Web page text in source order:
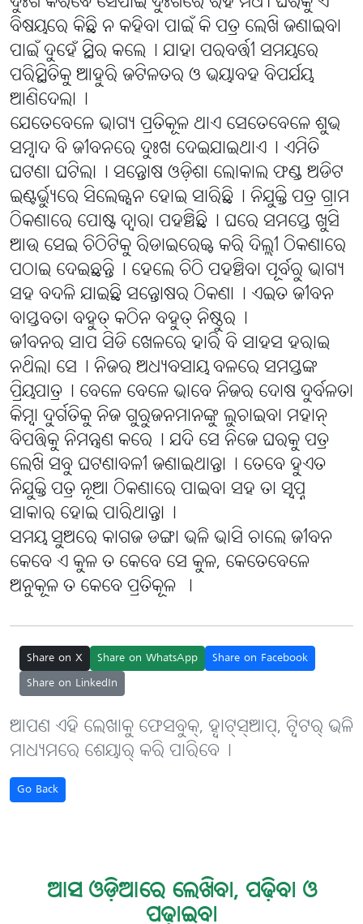
ବିଷୟରେ କିଛି ନ କହିବା ପାଇଁ କି ପତ୍ର ଲେଖି ଜଣାଇବା
ପାଇଁ ଦୁହେଁ ସ୍ଥିର କଲେ୤ ଯାହା ପରବର୍ତ୍ତୀ ସମୟରେ
ପରିସ୍ଥିତିକୁ ଆହୁରି ଜଟିଳତର ଓ ଭୟାବହ ବିପର୍ଯୟ
ଆଣିଦେଲା୤
ଯେତେବେଳେ ଭାଗ୍ୟ ପ୍ରତିକୂଳ ଥାଏ ସେତେବେଳେ ଶୁଭ
ସମ୍ବାଦ ବି ଜୀବନରେ ଦୁଃଖ ଦେଇଯାଇଥାଏ୤ ଏମିତି
ଘଟଣା ଘଟିଲା୤ ସନ୍ତୋଷ ଓଡ଼ିଶା ଲୋକାଲ ଫଣ୍ଡ ଅଡିଟ
ଇଣ୍ଟର୍ଭ୍ୟୁରେ ସିଲେକ୍ସନ ହୋଇ ସାରିଛି୤ ନିଯୁକ୍ତି ପତ୍ର ଗ୍ରାମ
ଠିକଣାରେ ପୋଷ୍ଟ ଦ୍ୱାରା ପହଞ୍ଚିଛି୤ ଘରେ ସମସ୍ତେ ଖୁସି
ଆଉ ସେଇ ଚିଠିଟିକୁ ରିଡାଇରେକ୍ଟ କରି ଦିଲ୍ଲୀ ଠିକଣାରେ
ପଠାଇ ଦେଇଛନ୍ତି୤ ହେଲେ ଚିଠି ପହଞ୍ଚିବା ପୂର୍ବରୁ ଭାଗ୍ୟ
ସହ ବଦଳି ଯାଇଛି ସନ୍ତୋଷର ଠିକଣା୤ ଏଇତ ଜୀବନ
ବାସ୍ତବତା ବହୁତ୍ କଠିନ ବହୁତ୍ ନିଷ୍ଠୁର୤
ଜୀବନର ସାପ ସିଡି ଖେଳରେ ହାରି ବି ସାହସ ହରାଇ
ନଥିଲା ସେ୤ ନିଜର ଅଧ୍ୟବସାୟ ବଳରେ ସମସ୍ତଙ୍କ
ପ୍ରିୟପାତ୍ର୤ ବେଳେ ବେଳେ ଭାବେ ନିଜର ଦୋଷ ଦୁର୍ବଳତା
କିମ୍ବା ଦୁର୍ଗତିକୁ ନିଜ ଗୁରୁଜନମାନଙ୍କୁ ଲୁଚାଇବା ମହାନ୍
ବିପତ୍ତିକୁ ନିମନ୍ତ୍ରଣ କରେ୤ ଯଦି ସେ ନିଜେ ଘରକୁ ପତ୍ର
ଲେଖି ସବୁ ଘଟଣାବଳୀ ଜଣାଇଥାନ୍ତା୤ ତେବେ ହୁଏତ
ନିଯୁକ୍ତି ପତ୍ର ନୂଆ ଠିକଣାରେ ପାଇବା ସହ ତା ସ୍ୱପ୍ନ
ସାକାର ହୋଇ ପାରିଥାନ୍ତା୤
ସମୟ ସୁଅରେ କାଗଜ ଡଙ୍ଗା ଭଳି ଭାସି ଚାଲେ ଜୀବନ
କେବେ ଏ କୁଳ ତ କେବେ ସେ କୁଳ, କେତେବେଳେ
ଅନୁକୂଳ ତ କେବେ ପ୍ରତିକୂଳ ।
Share on X Share on WhatsApp
Share on Facebook
Share on LinkedIn
ଆପଣ ଏହି ଲେଖାକୁ ଫେସବୁକ୍, ହ୍ବାଟ୍‌ସ୍‌ଆପ୍, ଟ୍ବିଟର୍ ଭଳି
ମାଧ୍ୟମରେ ଶେୟାର୍ କରି ପାରିବେ୤
Go Back
ଆସ ଓଡ଼ିଆରେ ଲେଖିବା, ପଢ଼ିବା ଓ
ପଢ଼ାଇବା